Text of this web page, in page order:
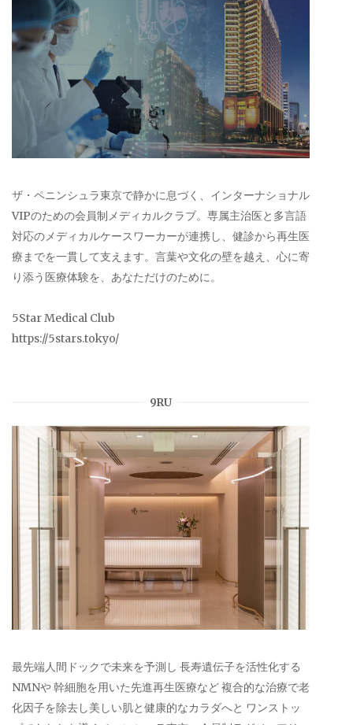
ザ・ペニンシュラ東京で静かに息づく、インターナショナル
VIPのための会員制メディカルクラブ。専属主治医と多言語
対応のメディカルケースワーカーが連携し、健診から再生医
療までを一貫して支えます。言葉や文化の壁を越え、心に寄
り添う医療体験を、あなただけのために。
5Star Medical Club
https://5stars.tokyo/
9RU
最先端人間ドックで未来を予測し 長寿遺伝子を活性化する
NMNや 幹細胞を用いた先進再生医療など 複合的な治療で老
化因子を除去し美しい肌と健康的なカラダへと ワンストッ